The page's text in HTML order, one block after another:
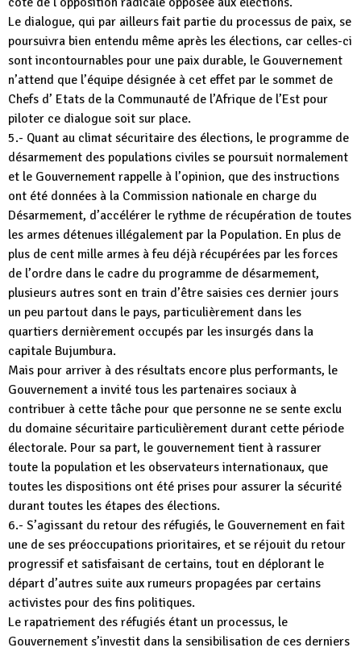
Le dialogue, qui par ailleurs fait partie du processus de paix, se
poursuivra bien entendu même après les élections, car celles-ci
sont incontournables pour une paix durable, le Gouvernement
n’attend que l’équipe désignée à cet effet par le sommet de
Chefs d’ Etats de la Communauté de l’Afrique de l’Est pour
piloter ce dialogue soit sur place.
5.- Quant au climat sécuritaire des élections, le programme de
désarmement des populations civiles se poursuit normalement
et le Gouvernement rappelle à l’opinion, que des instructions
ont été données à la Commission nationale en charge du
Désarmement, d’accélérer le rythme de récupération de toutes
les armes détenues illégalement par la Population. En plus de
plus de cent mille armes à feu déjà récupérées par les forces
de l’ordre dans le cadre du programme de désarmement,
plusieurs autres sont en train d’être saisies ces dernier jours
un peu partout dans le pays, particulièrement dans les
quartiers dernièrement occupés par les insurgés dans la
capitale Bujumbura.
Mais pour arriver à des résultats encore plus performants, le
Gouvernement a invité tous les partenaires sociaux à
contribuer à cette tâche pour que personne ne se sente exclu
du domaine sécuritaire particulièrement durant cette période
électorale. Pour sa part, le gouvernement tient à rassurer
toute la population et les observateurs internationaux, que
toutes les dispositions ont été prises pour assurer la sécurité
durant toutes les étapes des élections.
6.- S’agissant du retour des réfugiés, le Gouvernement en fait
une de ses préoccupations prioritaires, et se réjouit du retour
progressif et satisfaisant de certains, tout en déplorant le
départ d’autres suite aux rumeurs propagées par certains
activistes pour des fins politiques.
Le rapatriement des réfugiés étant un processus, le
Gouvernement s’investit dans la sensibilisation de ces derniers